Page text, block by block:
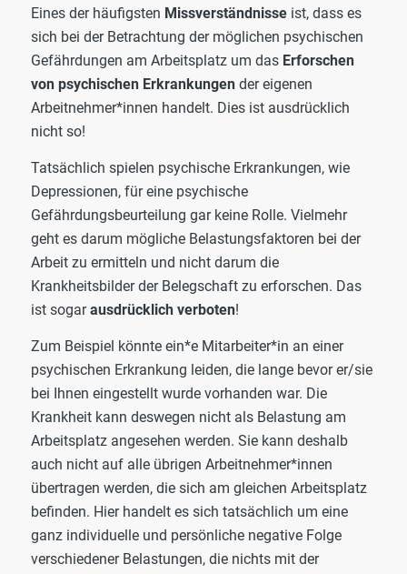
Eines der häufigsten Missverständnisseist, dass es
sich bei der Betrachtung der möglichen psychischen
Gefährdungen am Arbeitsplatz um das Erforschen
von psychischen Erkrankungender eigenen
Arbeitnehmer*innen handelt. Dies ist ausdrücklich
nicht so!
Tatsächlich spielen psychische Erkrankungen, wie
Depressionen, für eine psychische
Gefährdungsbeurteilung gar keine Rolle. Vielmehr
geht es darum mögliche Belastungsfaktoren bei der
Arbeit zu ermitteln und nicht darum die
Krankheitsbilder der Belegschaft zu erforschen. Das
ist sogarausdrücklich verboten!
Zum Beispiel könnte ein*e Mitarbeiter*in an einer
psychischen Erkrankung leiden, die lange bevor er/sie
bei Ihnen eingestellt wurde vorhanden war. Die
Krankheit kann deswegen nicht als Belastung am
Arbeitsplatz angesehen werden. Sie kann deshalb
auch nicht auf alle übrigen Arbeitnehmer*innen
übertragen werden, die sich am gleichen Arbeitsplatz
befinden. Hier handelt es sich tatsächlich um eine
ganz individuelle und persönliche negative Folge
verschiedener Belastungen, die nichts mit der